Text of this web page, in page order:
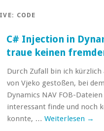
CODE
C# Injection in
traue keinen
Durch Zufall bin ich
von Vjeko gestoßen, bei
Dynamics NAV FOB-
interessant finde und noch
konnte, … Weiterlesen →